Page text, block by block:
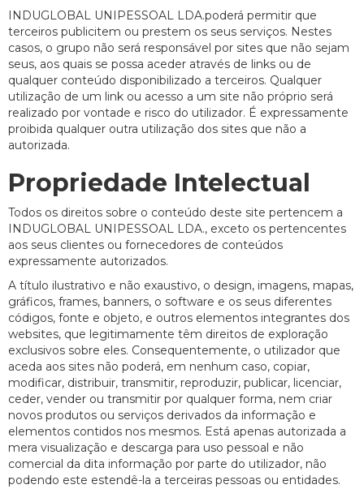
INDUGLOBAL UNIPESSOAL LDA.poderá permitir que
terceiros publicitem ou prestem os seus serviços. Nestes
casos, o grupo não será responsável por sites que não sejam
seus, aos quais se possa aceder através de links ou de
qualquer conteúdo disponibilizado a terceiros. Qualquer
utilização de um link ou acesso a um site não próprio será
realizado por vontade e risco do utilizador. É expressamente
proibida qualquer outra utilização dos sites que não a
autorizada.
Propriedade Intelectual
Todos os direitos sobre o conteúdo deste site pertencem a
INDUGLOBAL UNIPESSOAL LDA., exceto os pertencentes
aos seus clientes ou fornecedores de conteúdos
expressamente autorizados.
A título ilustrativo e não exaustivo, o design, imagens, mapas,
gráficos, frames, banners, o software e os seus diferentes
códigos, fonte e objeto, e outros elementos integrantes dos
websites, que legitimamente têm direitos de exploração
exclusivos sobre eles. Consequentemente, o utilizador que
aceda aos sites não poderá, em nenhum caso, copiar,
modificar, distribuir, transmitir, reproduzir, publicar, licenciar,
ceder, vender ou transmitir por qualquer forma, nem criar
novos produtos ou serviços derivados da informação e
elementos contidos nos mesmos. Está apenas autorizada a
mera visualização e descarga para uso pessoal e não
comercial da dita informação por parte do utilizador, não
podendo este estendê-la a terceiras pessoas ou entidades.